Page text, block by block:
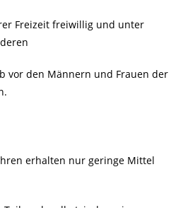
Freizeit freiwillig und unter
vor den Männern und Frauen der
erhalten nur geringe Mittel